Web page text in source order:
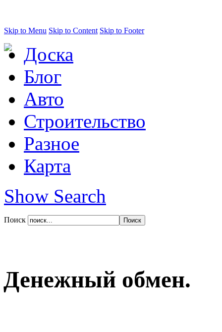
Skip to Menu Skip to Content Skip to Footer
Доска
Блог
Авто
Строительство
Разное
Карта
Show Search
Поиск
Денежный обмен.